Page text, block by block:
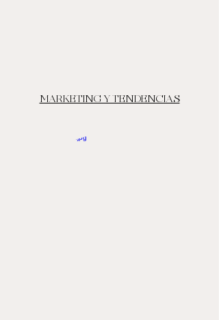
MARKETING Y TENDENCIAS